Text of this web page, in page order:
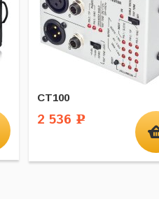
CT100
2 536 Р